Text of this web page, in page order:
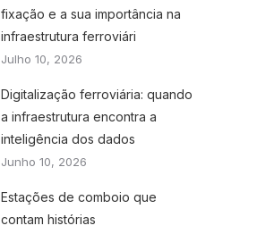
fixação e a sua importância na
infraestrutura ferroviári
Julho 10, 2026
Digitalização ferroviária: quando
a infraestrutura encontra a
inteligência dos dados
Junho 10, 2026
Estações de comboio que
contam histórias